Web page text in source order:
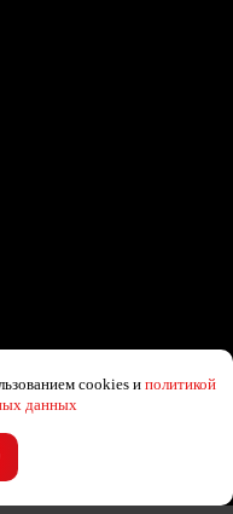
cookies и политикой
данных